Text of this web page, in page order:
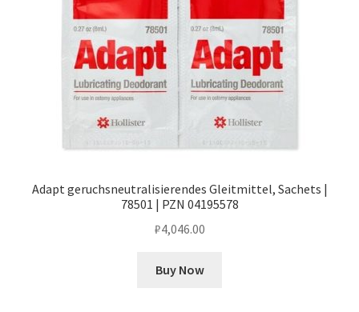
Adapt geruchsneutralisierendes Gleitmittel, Sachets |
78501 | PZN 04195578
₽4,046.00
Buy Now